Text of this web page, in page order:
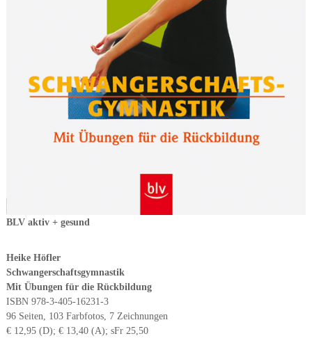
BLV aktiv + gesund
Heike Höfler
Schwangerschaftsgymnastik
Mit Übungen für die Rückbildung
ISBN 978-3-405-16231-3
96 Seiten, 103 Farbfotos, 7 Zeichnungen
€ 12,95 (D); € 13,40 (A); sFr 25,50